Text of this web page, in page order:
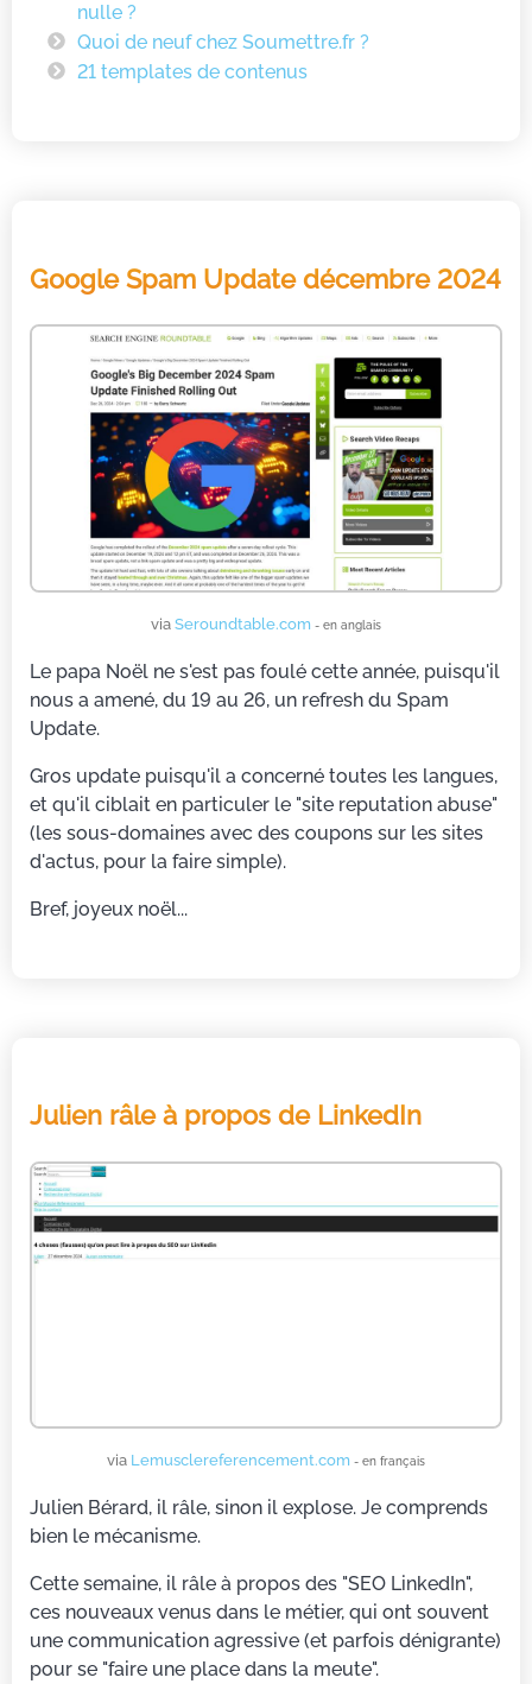
nulle ?
Quoi de neuf chez Soumettre.fr ?
21 templates de contenus
Google Spam Update décembre 2024
via Seroundtable.com - en anglais
Le papa Noël ne s'est pas foulé cette année, puisqu'il
nous a amené, du 19 au 26, un refresh du Spam
Update.
Gros update puisqu'il a concerné toutes les langues,
et qu'il ciblait en particuler le "site reputation abuse"
(les sous-domaines avec des coupons sur les sites
d'actus, pour la faire simple).
Bref, joyeux noël...
Julien râle à propos de LinkedIn
via Lemusclereferencement.com - en français
Julien Bérard, il râle, sinon il explose. Je comprends
bien le mécanisme.
Cette semaine, il râle à propos des "SEO LinkedIn",
ces nouveaux venus dans le métier, qui ont souvent
une communication agressive (et parfois dénigrante)
pour se "faire une place dans la meute".